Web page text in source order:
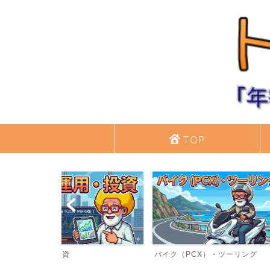
TOP
バイク（PCX）・ツーリング シニアライフ・日